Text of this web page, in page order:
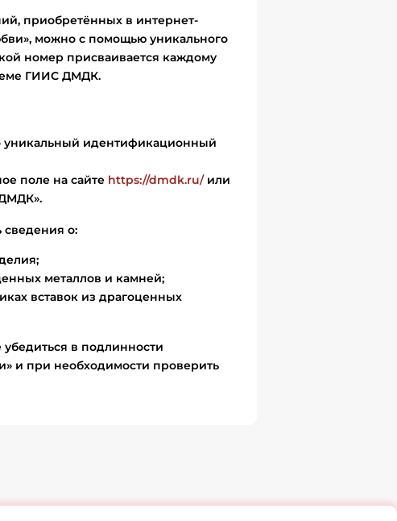
приобретённых в интернет-
можно с помощью уникального
номер присваивается каждому
ГИИС ДМДК.
уникальный идентификационный
поле на сайте https://dmdk.ru/или
сведения о:
металлов и камней;
вставок из драгоценных
в подлинности
и при необходимости проверить